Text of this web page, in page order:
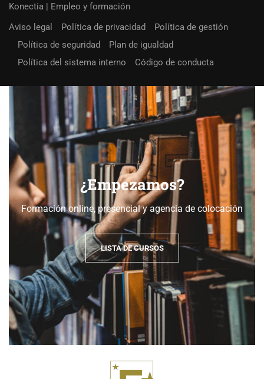
Konectia | Empleo y formación
Aviso legal
Política de privacidad
Política de gestión
Política de seguridad
Plan de igualdad
Política del sistema interno
Código de conducta
¿Empezamos?
Formación online, presencial y agencia de colocación
LISTA DE CURSOS